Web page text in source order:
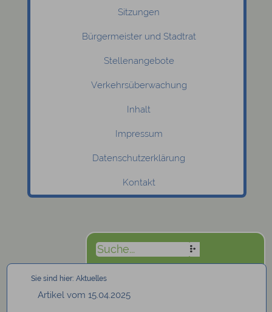
Sitzungen
Bürgermeister und Stadtrat
Stellenangebote
Verkehrsüberwachung
Inhalt
Impressum
Datenschutzerklärung
Kontakt
Sie sind hier: Aktuelles
Artikel vom 15.04.2025